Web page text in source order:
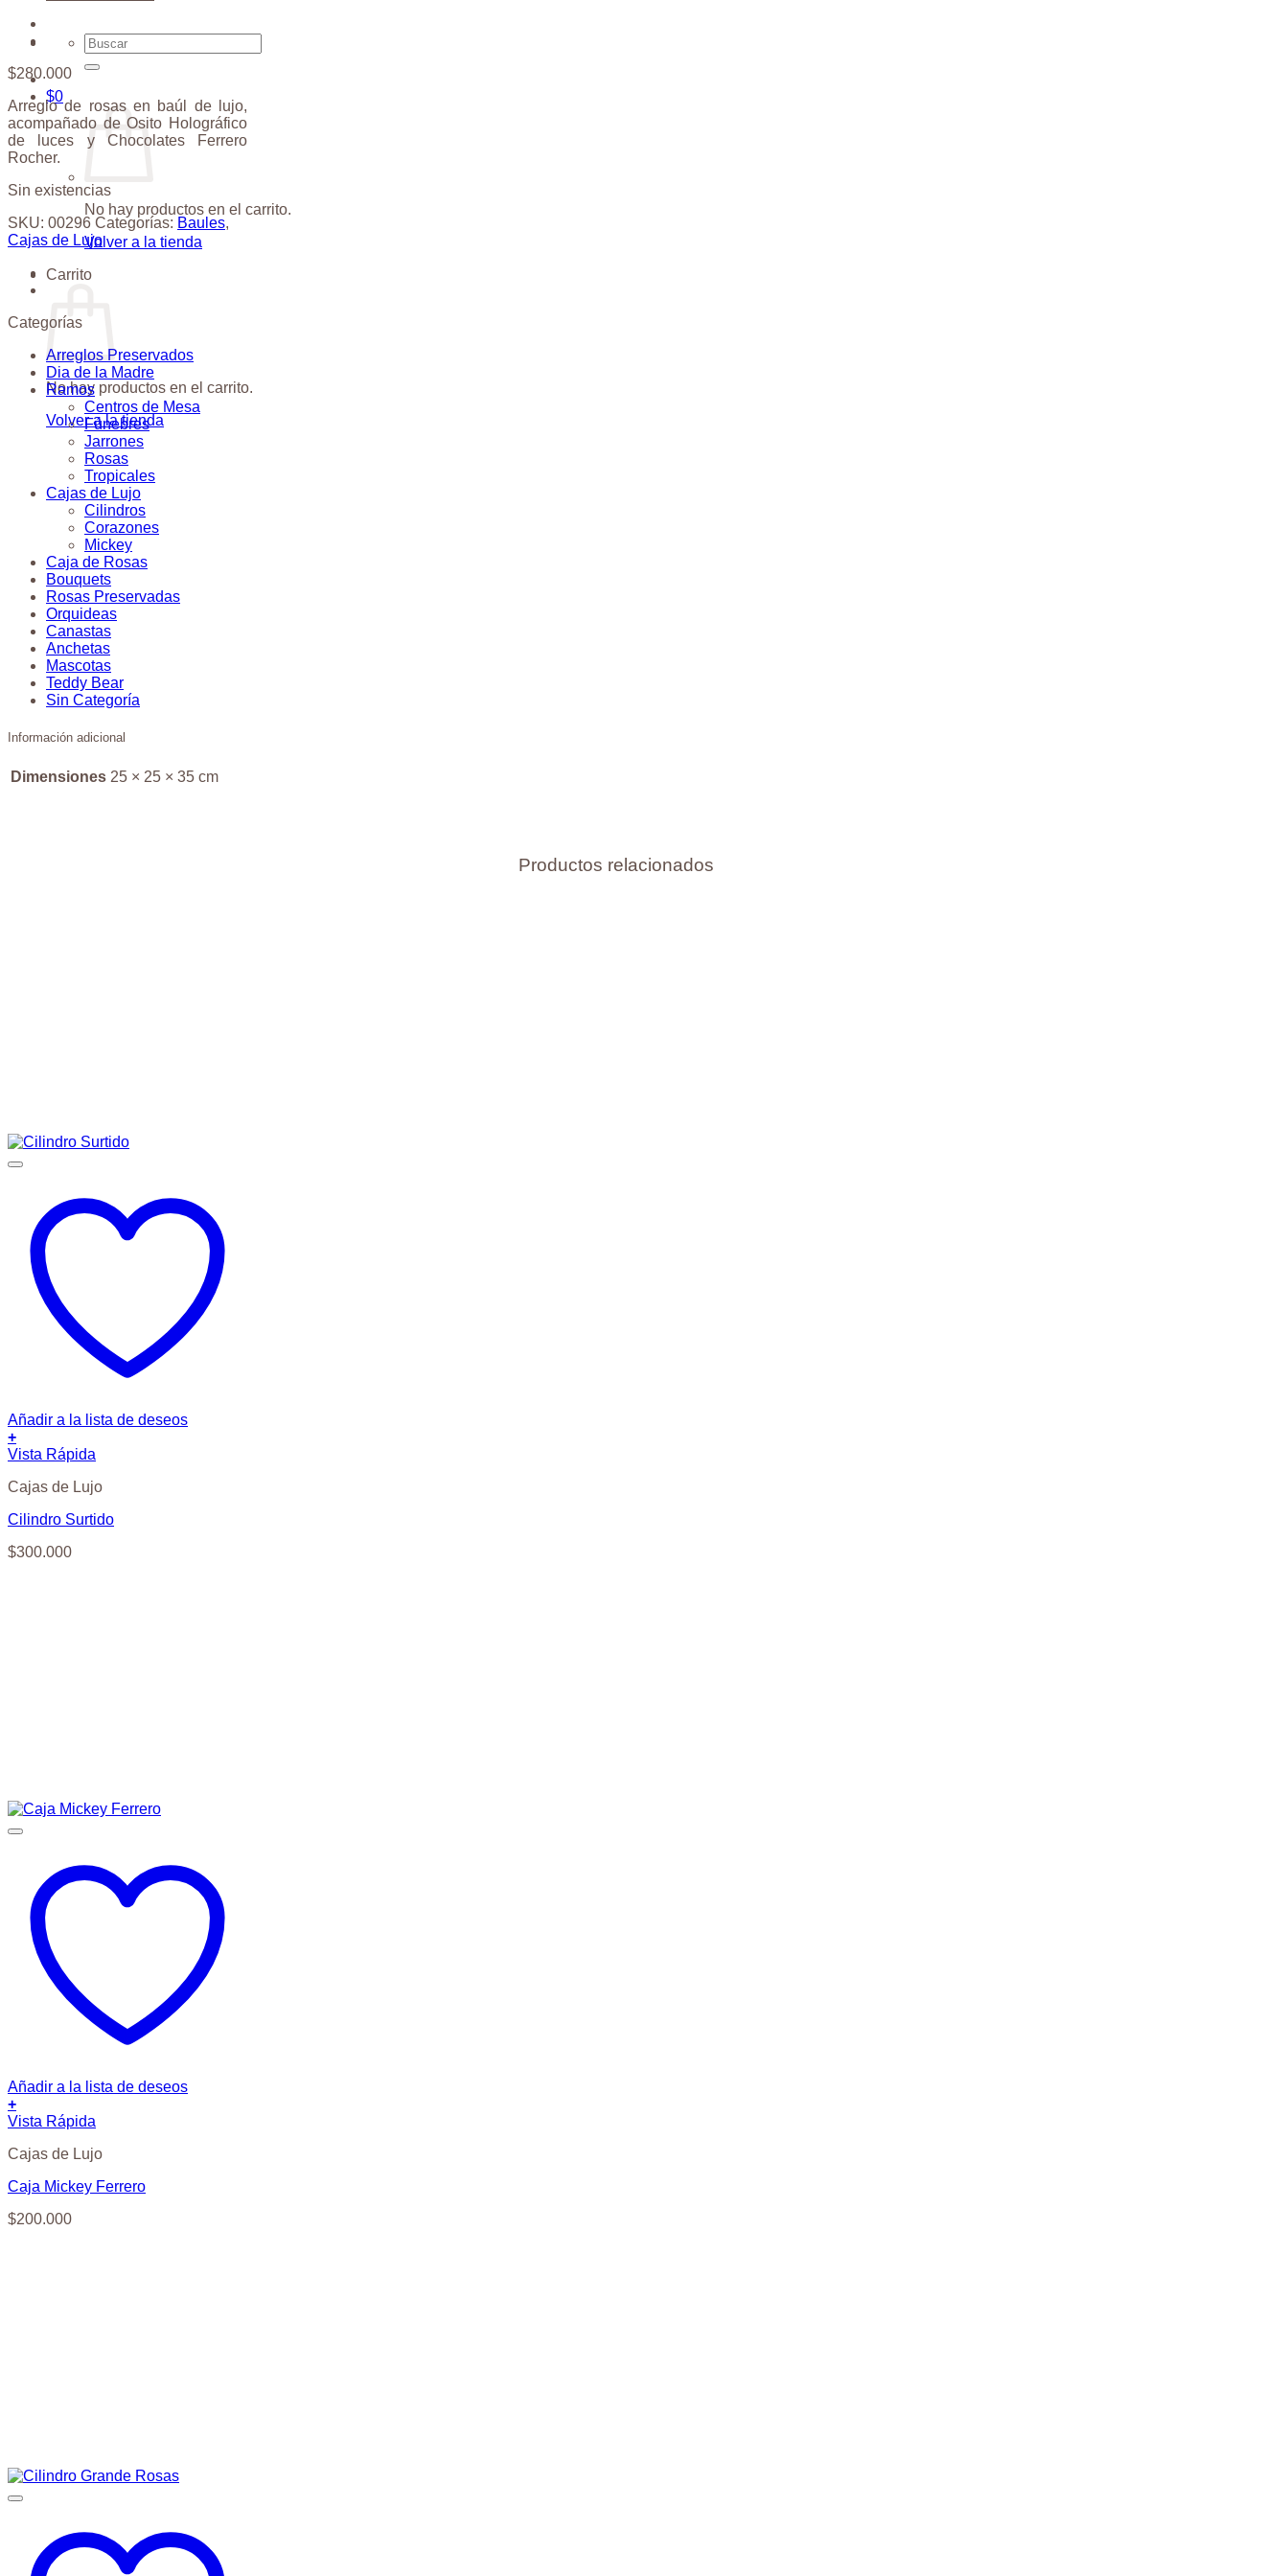
Buscar
por:
$0
No hay productos en el carrito.
Volver a la tienda
Carrito
No hay productos en el carrito.
Volver a la tienda
$280.000
Arreglo de rosas en baúl de lujo,
acompañado de Osito Holográfico
de luces y Chocolates Ferrero
Rocher.
Sin existencias
SKU: 00296 Categorías: Baules,
Cajas de Lujo
Categorías
Arreglos Preservados
Dia de la Madre
Ramos
Centros de Mesa
Fúnebres
Jarrones
Rosas
Tropicales
Cajas de Lujo
Cilindros
Corazones
Mickey
Caja de Rosas
Bouquets
Rosas Preservadas
Orquideas
Canastas
Anchetas
Mascotas
Teddy Bear
Sin Categoría
Información adicional
Dimensiones 25 × 25 × 35 cm
Productos relacionados
Añadir a la lista de deseos
+
Vista Rápida
Cajas de Lujo
Cilindro Surtido
$300.000
Añadir a la lista de deseos
+
Vista Rápida
Cajas de Lujo
Caja Mickey Ferrero
$200.000